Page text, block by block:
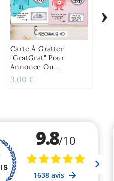
Carte À Gratter
"GratGrat" Pour
Annonce Ou
Demande Originale
3,00 €
›